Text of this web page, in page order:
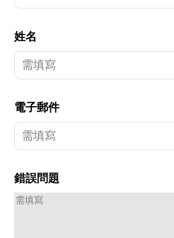
姓名
電子郵件
錯誤問題